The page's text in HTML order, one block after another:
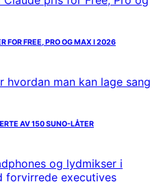
FOR FREE, PRO OG MAX I 2026
AV 150 SUNO-LÅTER